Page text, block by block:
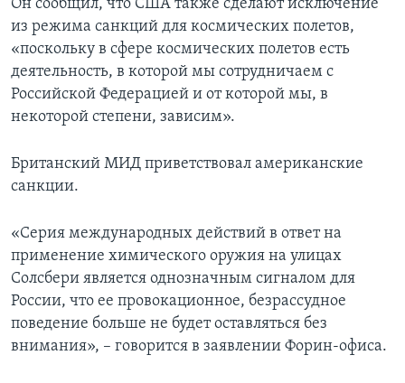
Он сообщил, что США также сделают исключение
из режима санкций для космических полетов,
«поскольку в сфере космических полетов есть
деятельность, в которой мы сотрудничаем с
Российской Федерацией и от которой мы, в
некоторой степени, зависим».
Британский МИД приветствовал американские
санкции.
«Серия международных действий в ответ на
применение химического оружия на улицах
Солсбери является однозначным сигналом для
России, что ее провокационное, безрассудное
поведение больше не будет оставляться без
внимания», – говорится в заявлении Форин-офиса.